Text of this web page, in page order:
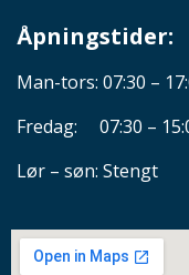
Åpningstider:
Man-tors: 07:30 –
Fredag: 07:30 –
Lør – søn: Stengt